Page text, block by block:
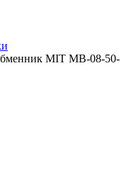
MIT MB-08-50-